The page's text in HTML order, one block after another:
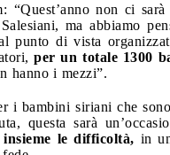
“Quest’anno non ci
ma abbiamo
punto di vista
per un totale 1300
hanno i mezzi”.
i bambini siriani che
questa sarà
le difficoltà, in